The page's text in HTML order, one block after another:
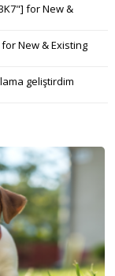
for New &
New & Existing
geliştirdim